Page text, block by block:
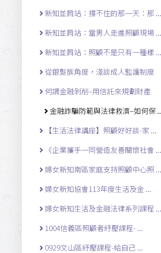
新知並肩站：撐不住的那一天：那 ...
新知並肩站：當男人走進照顧現場 ...
新知並肩站：照顧不是只有一種樣 ...
從銀髮族角度，淺談成人監護制度
何謂金融剝削–用信託來規劃財產
金融詐騙防範與法律救濟–如何保
【生活法律講座】照顧好好談-家 ...
《企業攜手一同營造友善關懷社會 ...
婦女新知南區家庭支持照顧中心照 ...
婦女新知協會113年度生活及金 ...
婦女新知生活及金融法律系列課程 ...
1004信義區照顧者紓壓課程- ...
0929文山區紓壓課程-給自己 ...